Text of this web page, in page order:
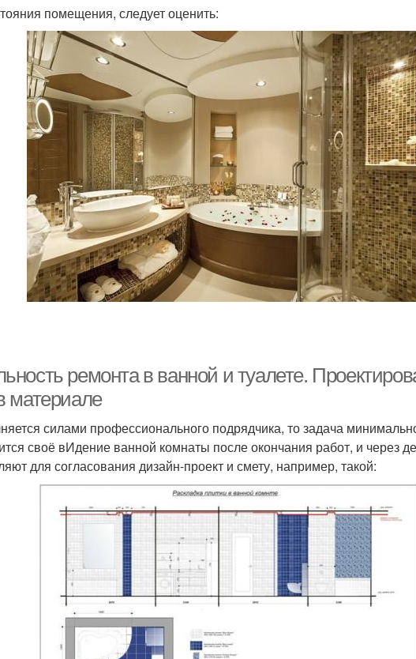
помещения, следует оценить:
ремонта в ванной и туалете.
материале
силами профессионального подрядчика, то задача
своё вИдение ванной комнаты после окончания работ, и через
для согласования дизайн-проект и смету, например, такой: